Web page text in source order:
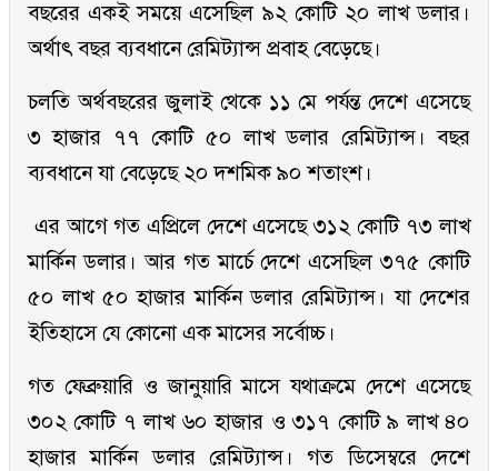
বছরের একই সময়ে এসেছিল ৯২ কোটি ২০ লাখ ডলার।
অর্থাৎ বছর ব্যবধানে রেমিট্যান্স প্রবাহ বেড়েছে।
চলতি অর্থবছরের জুলাই থেকে ১১ মে পর্যন্ত দেশে এসেছে
৩ হাজার ৭৭ কোটি ৫০ লাখ ডলার রেমিট্যান্স। বছর
ব্যবধানে যা বেড়েছে ২০ দশমিক ৯০ শতাংশ।
এর আগে গত এপ্রিলে দেশে এসেছে ৩১২ কোটি ৭৩ লাখ
মার্কিন ডলার। আর গত মার্চে দেশে এসেছিল ৩৭৫ কোটি
৫০ লাখ ৫০ হাজার মার্কিন ডলার রেমিট্যান্স। যা দেশের
ইতিহাসে যে কোনো এক মাসের সর্বোচ্চ।
গত ফেব্রুয়ারি ও জানুয়ারি মাসে যথাক্রমে দেশে এসেছে
৩০২ কোটি ৭ লাখ ৬০ হাজার ও ৩১৭ কোটি ৯ লাখ ৪০
হাজার মার্কিন ডলার রেমিট্যান্স। গত ডিসেম্বরে দেশে